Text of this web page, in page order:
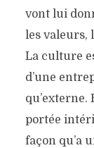
vont lui
les valeurs,
La culture
d’une
qu’externe.
portée
façon qu’a